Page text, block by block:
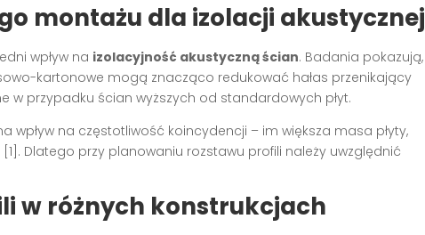
montażu dla izolacji akustycznej
wpływ na izolacyjność akustyczną ścian. Badania pokazują,
kartonowe mogą znacząco redukować hałas przenikający
w przypadku ścian wyższych od standardowych płyt.
wpływ na częstotliwość koincydencji – im większa masa płyty,
Dlatego przy planowaniu rozstawu profili należy uwzględnić
w różnych konstrukcjach